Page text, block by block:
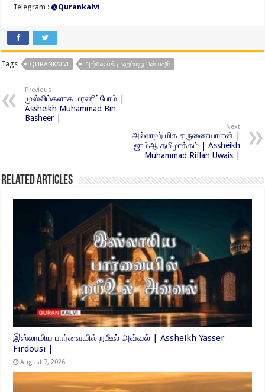
Telegram : @Qurankalvi
Tags QURANKALVI அஷ்ஷேய்க் முஹம்மது பின் பஷீர்
Previous
முஸ்லிம்களாக மரணிப்போம் |
Assheikh Muhammad Bin
Basheer |
Next
அல்லாஹ் மிக கருணையாளன் |
ஜும்ஆ தமிழாக்கம் | Assheikh
Muhammad Riflan Uwais |
Related Articles
இஸ்லாமிய பார்வையில் றபீஉல் அவ்வல் | Assheikh Yasser
Firdousi |
August 7, 2026